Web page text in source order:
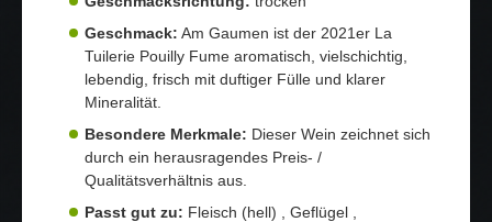
Geschmack: Am Gaumen ist der 2021er La
Tuilerie Pouilly Fume aromatisch, vielschichtig,
lebendig, frisch mit duftiger Fülle und klarer
Mineralität.
Besondere Merkmale: Dieser Wein zeichnet sich
durch ein herausragendes Preis- /
Qualitätsverhältnis aus.
Passt gut zu: Fleisch (hell) , Geflügel ,